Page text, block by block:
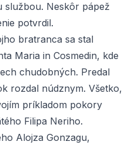
službou. Neskôr pápež
potvrdil.
bratranca sa stal
Maria in Cosmedin, kde
chudobných. Predal
rozdal núdznym. Všetko,
príkladom pokory
Filipa Neriho.
Alojza Gonzagu,